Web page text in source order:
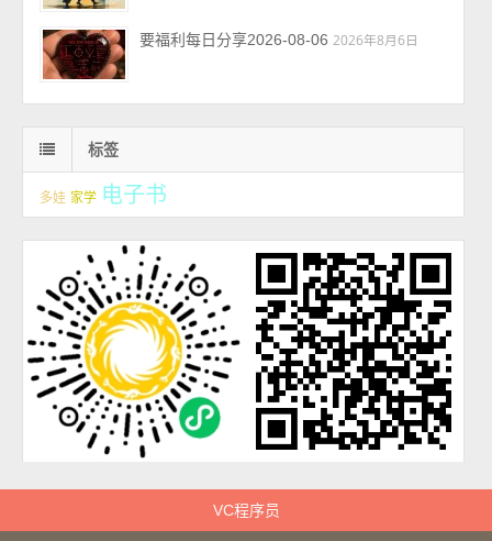
要福利每日分享2026-08-06 2026年8月6日
标签
多娃 家学 电子书
VC程序员